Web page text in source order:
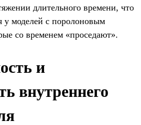
длительного времени, что
у моделей с поролоновым
со временем «проседают».
и
внутреннего